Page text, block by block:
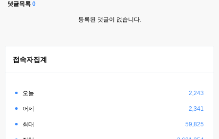
댓글목록 0
등록된 댓글이 없습니다.
접속자집계
오늘 2,243
어제 2,341
최대 59,825